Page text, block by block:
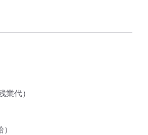
代）